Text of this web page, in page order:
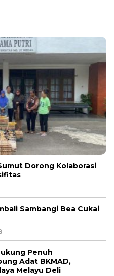
Dorong Kolaborasi
Sambangi Bea Cukai
Penuh
Adat BKMAD,
Melayu Deli